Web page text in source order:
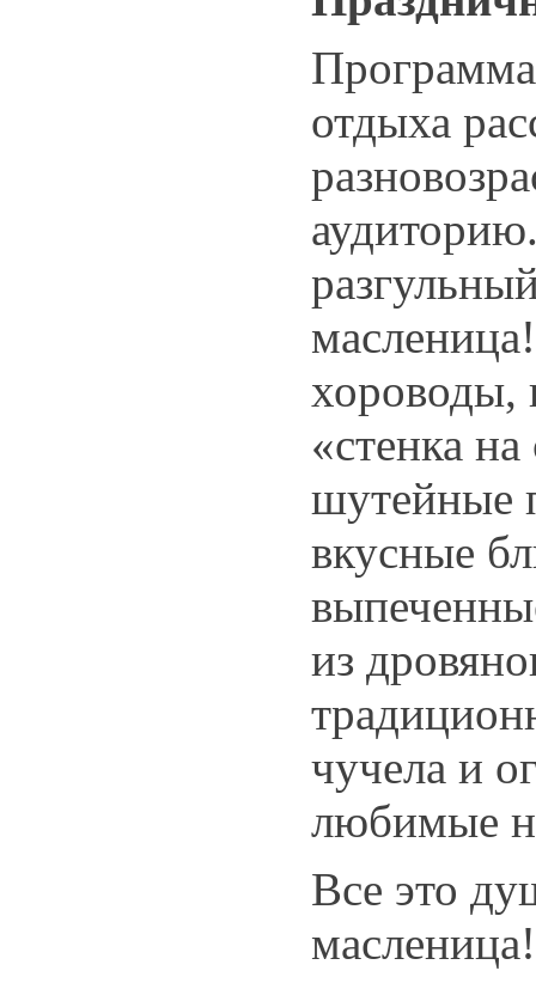
отдыха
хороводы,
«стенка
шутейные
вкусные
из
чучела и
любимые
Все это
масленица!